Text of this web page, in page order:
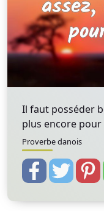
Il faut posséder
plus encore
Proverbe danois